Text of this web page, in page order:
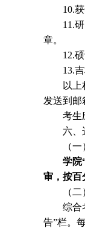
10.
1 1 .
章。
1 2.
13.
以
发送到邮
考生
六、
（一
学院
审，按百
（ 二
综合
告”栏。